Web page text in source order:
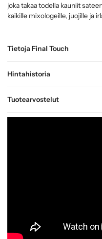
Tietoja Final Touch
Hintahistoria
Tuotearvostelut
joka takaa todella kauniit
kaikille mixologeille, juojille ja